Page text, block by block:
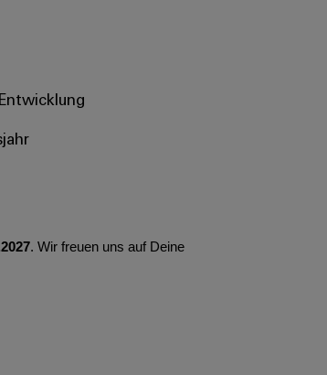
. Wir freuen uns auf Deine